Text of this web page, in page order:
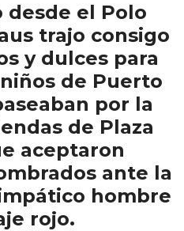
desde el Polo
trajo consigo
y dulces para
de Puerto
por la
de Plaza
aceptaron
ante la
hombre
rojo.